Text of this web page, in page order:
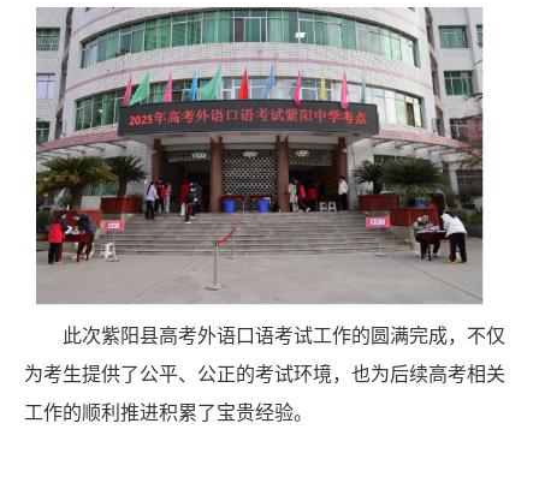
此次紫阳县高考外语口语考试工作的圆满完成，不仅
为考生提供了公平、公正的考试环境，也为后续高考相关
工作的顺利推进积累了宝贵经验。